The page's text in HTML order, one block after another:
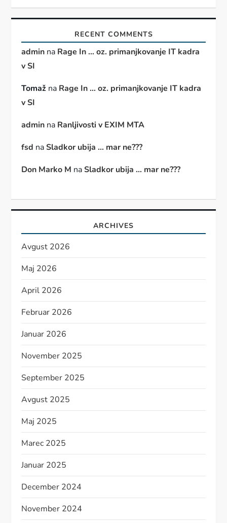
RECENT COMMENTS
admin na Rage In … oz. primanjkovanje IT kadra
v SI
Tomaž na Rage In … oz. primanjkovanje IT kadra
v SI
admin na Ranljivosti v EXIM MTA
fsd naSladkor ubija … mar ne???
Don Marko M naSladkor ubija … mar ne???
ARCHIVES
Avgust 2026
Maj 2026
April 2026
Februar 2026
Januar 2026
November 2025
September 2025
Avgust 2025
Maj 2025
Marec 2025
Januar 2025
December 2024
November 2024